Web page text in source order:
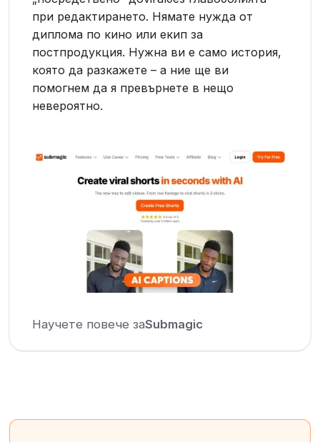
при редактирането. Нямате нужда от
диплома по кино или екип за
постпродукция. Нужна ви е само история,
която да разкажете – а ние ще ви
помогнем да я превърнете в нещо
невероятно.
Научете повече заSubmagic